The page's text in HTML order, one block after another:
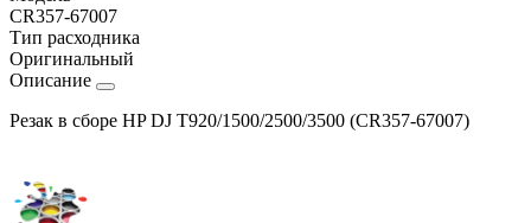
CR357-67007
Тип расходника
Оригинальный
Описание
Резак в сборе HP DJ T920/1500/2500/3500 (CR357-67007)